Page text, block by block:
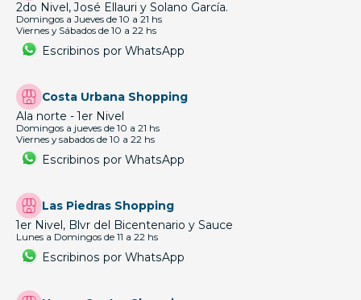
2do Nivel, José Ellauri y Solano García.
Domingos a Jueves de 10 a 21 hs
Viernes y Sábados de 10 a 22 hs
Escribinos por WhatsApp
Costa Urbana Shopping
Ala norte - 1er Nivel
Domingos a jueves de 10 a 21 hs
Viernes y sabados de 10 a 22 hs
Escribinos por WhatsApp
Las Piedras Shopping
1er Nivel, Blvr del Bicentenario y Sauce
Lunes a Domingos de 11 a 22 hs
Escribinos por WhatsApp